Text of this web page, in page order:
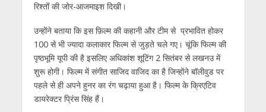
रिश्तोंं की जोर-आजमाइश दिखी।
उन्होंने बताया कि इस फ़िल्म की कहानी और टीम से प्रभावित होकर
100 से भी ज्यादा कलाकार फिल्म से जुड़ते चले गए। चूंकि फिल्म की
पृष्ठभूमि यूपी की है इसलिए अधिकांश शूटिंग 2 सितंबर से लखनउ में
शुरू होगी। फिल्म में संगीत साजिद वाजिद का है जिन्होंने बॉलीवुड पर
पहले से ही अपने हुनर का रंग चढ़ाया हुआ है। फिल्म के क्रिएटिव
डायरेक्टर प्रिंस सिंह हैं।